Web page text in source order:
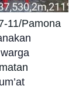
11/Pamona